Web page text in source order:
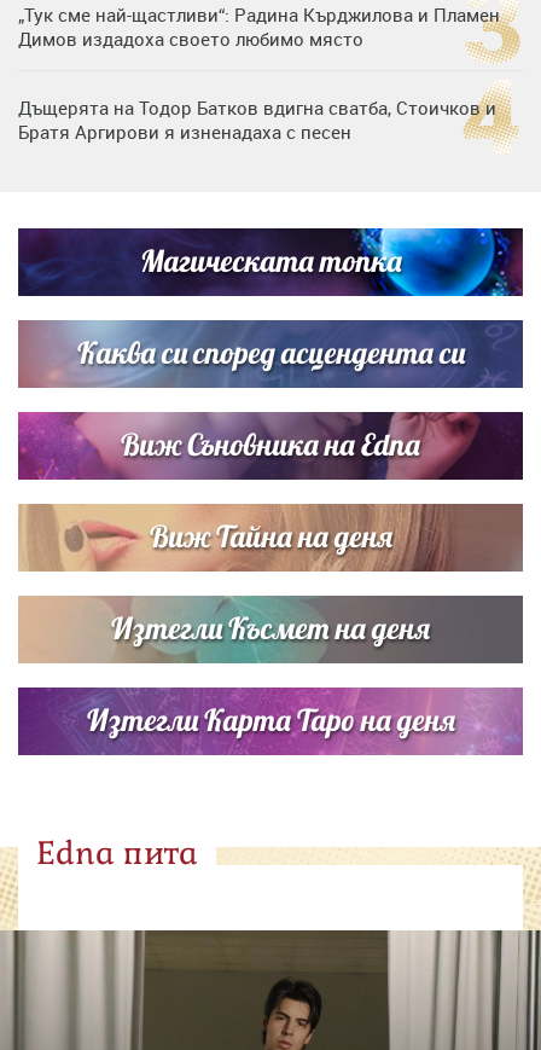
„Тук сме най-щастливи“: Радина Кърджилова и Пламен
Димов издадоха своето любимо място
Дъщерята на Тодор Батков вдигна сватба, Стоичков и
Братя Аргирови я изненадаха с песен
Списъкът е ясен: Джей Ло и Риана във ВИП гостите на
сватбата на Роналдо
Магическата топка
Каква си според асцендента си
Виж Съновника на Edna
Виж Тайна на деня
Изтегли Късмет на деня
Изтегли Карта Таро на деня
Edna пита